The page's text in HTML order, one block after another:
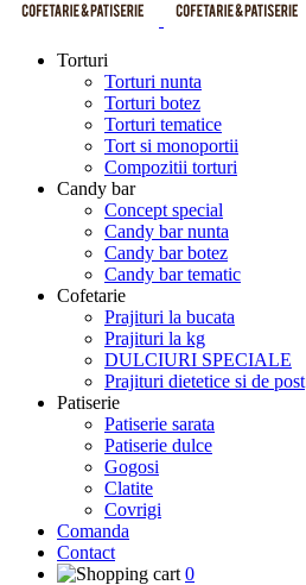
Torturi
Torturi nunta
Torturi botez
Torturi tematice
Tort si monoportii
Compozitii torturi
Candy bar
Concept special
Candy bar nunta
Candy bar botez
Candy bar tematic
Cofetarie
Prajituri la bucata
Prajituri la kg
DULCIURI SPECIALE
Prajituri dietetice si de post
Patiserie
Patiserie sarata
Patiserie dulce
Gogosi
Clatite
Covrigi
Comanda
Contact
0